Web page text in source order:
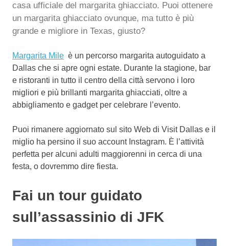
casa ufficiale del margarita ghiacciato. Puoi ottenere
un margarita ghiacciato ovunque, ma tutto è più
grande e migliore in Texas, giusto?
Margarita Mile è un percorso margarita autoguidato a
Dallas che si apre ogni estate. Durante la stagione, bar
e ristoranti in tutto il centro della città servono i loro
migliori e più brillanti margarita ghiacciati, oltre a
abbigliamento e gadget per celebrare l’evento.
Puoi rimanere aggiornato sul sito Web di Visit Dallas e il
miglio ha persino il suo account Instagram. È l’attività
perfetta per alcuni adulti maggiorenni in cerca di una
festa, o dovremmo dire fiesta.
Fai un tour guidato
sull’assassinio di JFK